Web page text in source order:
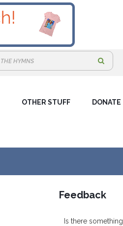
r
:
OTHER STUFF DONATE
Feedback
Is there something